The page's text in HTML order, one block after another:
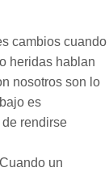
cambios cuando
heridas hablan
nosotros son lo
es
rendirse
un